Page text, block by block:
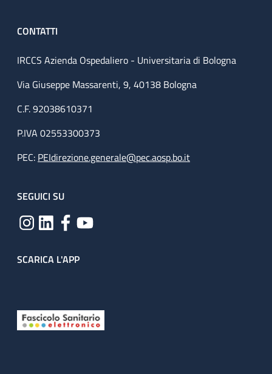
CONTATTI
IRCCS Azienda Ospedaliero - Universitaria di Bologna
Via Giuseppe Massarenti, 9, 40138 Bologna
C.F. 92038610371
P.IVA 02553300373
PEC: PEIdirezione.generale@pec.aosp.bo.it
SEGUICI SU
SCARICA L'APP